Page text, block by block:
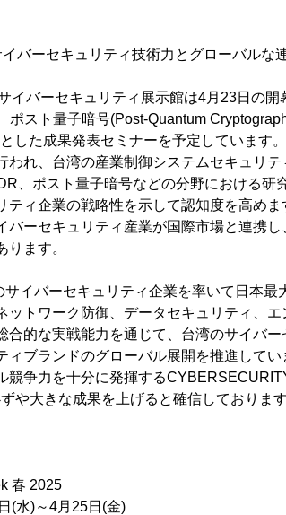
バーセキュリティ技術力とグローバルな
イバーセキュリティ展示館は4月23日の
ポスト量子暗号(Post-Quantum
した成果発表セミナーを予定しています
われ、台湾の産業制御システムセキュリ
、ポスト量子暗号などの分野における研
ティ企業の戦略性を示して認知度を高め
バーセキュリティ産業が国際市場と連携
ます。
イバーセキュリティ企業を率いて日本最
ットワーク防御、データセキュリティ、
合的な実戦能力を通じて、台湾のサイバ
ィブランドのグローバル展開を推進して
競争力を十分に発揮する
や大きな成果を上げると確信しております
春 2025
)～4月25日(金)